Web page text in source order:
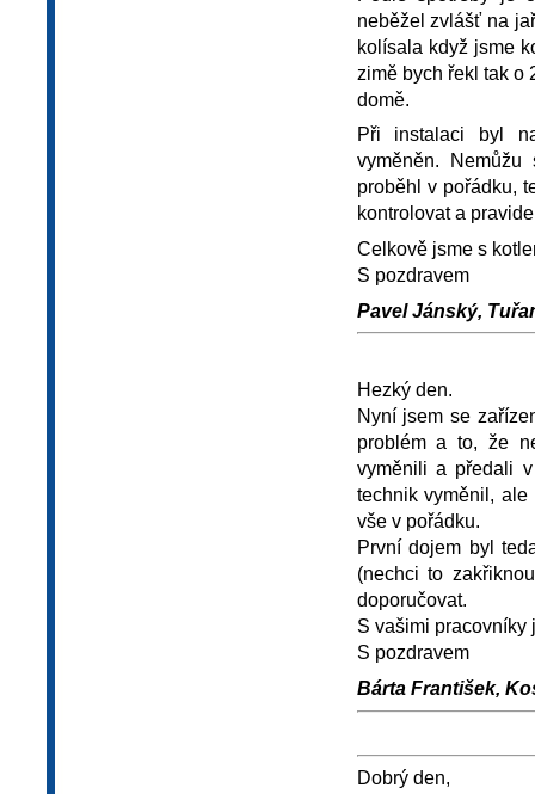
neběžel zvlášť na
kolísala když jsme
zimě bych řekl tak o
domě.
Při instalaci byl
vyměněn.
proběhl v pořádku,
kontrolovat a
Celkově jsme s
S pozdravem
Pavel Jánský,
Hezký den.
Nyní jsem se
problém a to, že
vyměnili a předali
technik vyměnil,
vše v pořádku.
První dojem byl
(nechci to
doporučovat.
S vašimi pracovníky
S pozdravem
Bárta František,
Dobrý den,